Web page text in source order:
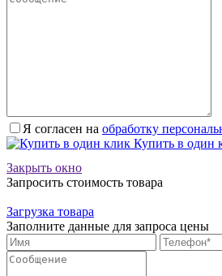
Я согласен на обработку
Купить в один
Закрыть окно
Запросить стоимость товара
Загрузка товара
Заполните данные для запроса цены